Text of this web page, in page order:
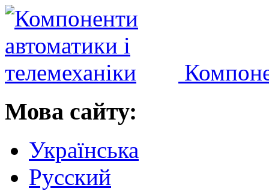
Мова сайту:
Українська
Русский